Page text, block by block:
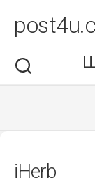
вмісту
iHerb